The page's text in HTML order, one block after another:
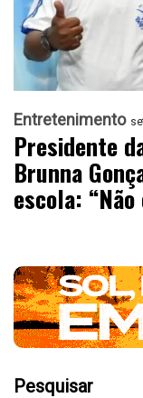
Entretenimento
Presidente
Brunna
escola:
Pesquisar